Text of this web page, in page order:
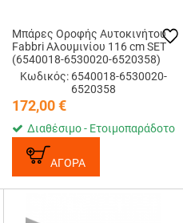
Μπάρες Οροφής Αυτοκινήτου
Fabbri Αλουμινίου 116 cm SET
(6540018-6530020-6520358)
Κωδικός: 6540018-6530020-
6520358
172,00€
Διαθέσιμο - Ετοιμοπαράδοτο
ΑΓΟΡΑ